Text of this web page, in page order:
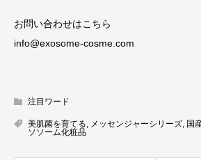
お問い合わせはこちら
info@exosome-cosme.com
注目ワード
美肌菌を育てる, メッセンジャーシリーズ, 国
ソソーム化粧品